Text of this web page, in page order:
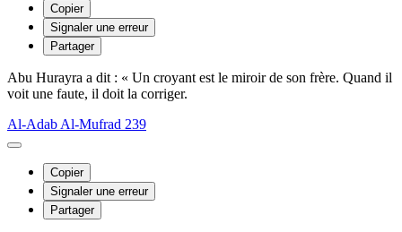
Copier
Signaler une erreur
Partager
Abu Hurayra a dit : « Un croyant est le miroir de son frère. Quand il
voit une faute, il doit la corriger.
Al-Adab Al-Mufrad 239
Copier
Signaler une erreur
Partager